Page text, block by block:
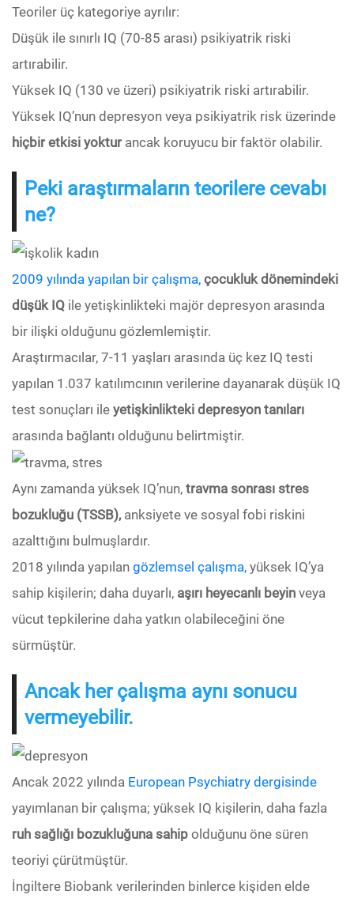
Teoriler üç kategoriye ayrılır:
Düşük ile sınırlı IQ (70-85 arası) psikiyatrik riski
artırabilir.
Yüksek IQ (130 ve üzeri) psikiyatrik riski artırabilir.
Yüksek IQ’nun depresyon veya psikiyatrik risk üzerinde
hiçbir etkisi yoktur ancak koruyucu bir faktör olabilir.
Peki araştırmaların teorilere cevabı
ne?
2009 yılında yapılan bir çalışma, çocukluk dönemindeki
düşük IQ ile yetişkinlikteki majör depresyon arasında
bir ilişki olduğunu gözlemlemiştir.
Araştırmacılar, 7-11 yaşları arasında üç kez IQ testi
yapılan 1.037 katılımcının verilerine dayanarak düşük IQ
test sonuçları ile yetişkinlikteki depresyon tanıları
arasında bağlantı olduğunu belirtmiştir.
Aynı zamanda yüksek IQ’nun, travma sonrası stres
bozukluğu (TSSB),anksiyete ve sosyal fobi riskini
azalttığını bulmuşlardır.
2018 yılında yapılan gözlemsel çalışma, yüksek IQ’ya
sahip kişilerin; daha duyarlı, aşırı heyecanlı beyin veya
vücut tepkilerine daha yatkın olabileceğini öne
sürmüştür.
Ancak her çalışma aynı sonucu
vermeyebilir.
Ancak 2022 yılında European Psychiatry dergisinde
yayımlanan bir çalışma; yüksek IQ kişilerin, daha fazla
ruh sağlığı bozukluğuna sahip olduğunu öne süren
teoriyi çürütmüştür.
İngiltere Biobank verilerinden binlerce kişiden elde